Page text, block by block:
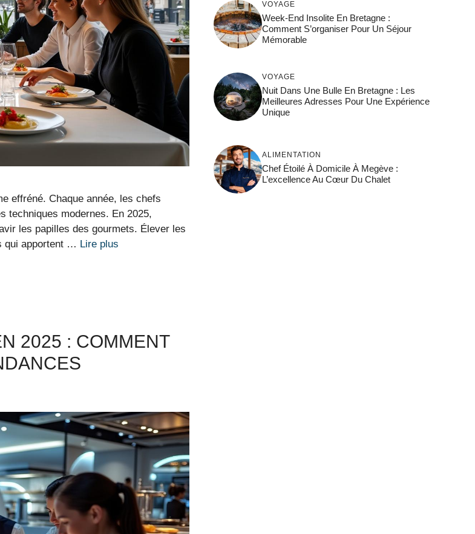
effréné. Chaque année, les chefs
techniques modernes. En 2025,
les papilles des gourmets. Élever les
qui apportent … Lire plus
2025 : COMMENT
VOYAGE
Week-End Insolite En Bretagne :
Comment S’organiser Pour Un Séjour
Mémorable
VOYAGE
Nuit Dans Une Bulle En Bretagne : Les
Meilleures Adresses Pour Une Expérience
Unique
ALIMENTATION
Chef Étoilé À Domicile À Megève :
L’excellence Au Cœur Du Chalet